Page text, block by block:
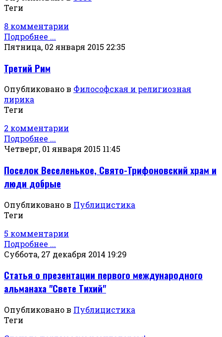
Теги
8 комментарии
Подробнее ...
Пятница, 02 января 2015 22:35
Третий Рим
Опубликовано в Философская и религиозная
лирика
Теги
2 комментарии
Подробнее ...
Четверг, 01 января 2015 11:45
Поселок Веселенькое, Свято-Трифоновский храм и
люди добрые
Опубликовано в Публицистика
Теги
5 комментарии
Подробнее ...
Суббота, 27 декабря 2014 19:29
Статья о презентации первого международного
альманаха "Свете Тихий"
Опубликовано в Публицистика
Теги